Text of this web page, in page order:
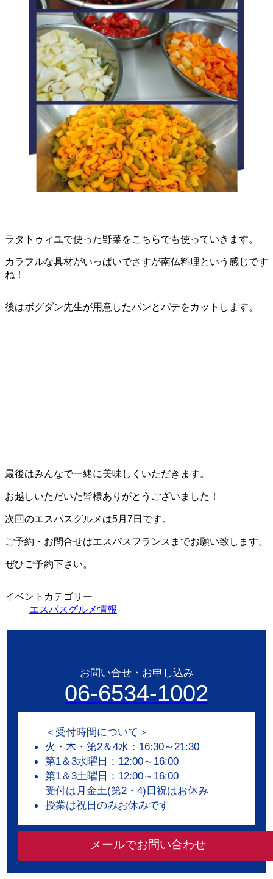
ラタトゥィユで使った野菜をこちらでも使っていきます。
カラフルな具材がいっぱいでさすが南仏料理という感じです
ね！
後はボグダン先生が用意したパンとパテをカットします。
最後はみんなで一緒に美味しくいただきます。
お越しいただいた皆様ありがとうございました！
次回のエスパスグルメは5月7日です。
ご予約・お問合せはエスパスフランスまでお願い致します。
ぜひご予約下さい。
イベントカテゴリー
エスパスグルメ情報
お問い合せ・お申し込み
06-6534-1002
＜受付時間について＞
火・木・第2＆4水：16:30～21:30
第1＆3水曜日：12:00～16:00
第1＆3土曜日：12:00～16:00
受付は月金土(第2・4)日祝はお休み
授業は祝日のみお休みです
メールでお問い合わせ